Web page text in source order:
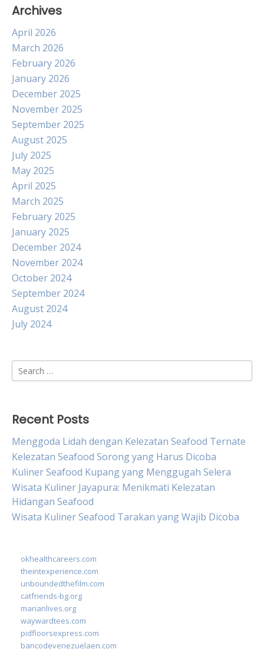
Archives
April 2026
March 2026
February 2026
January 2026
December 2025
November 2025
September 2025
August 2025
July 2025
May 2025
April 2025
March 2025
February 2025
January 2025
December 2024
November 2024
October 2024
September 2024
August 2024
July 2024
Search
for:
Recent Posts
Menggoda Lidah dengan Kelezatan Seafood Ternate
Kelezatan Seafood Sorong yang Harus Dicoba
Kuliner Seafood Kupang yang Menggugah Selera
Wisata Kuliner Jayapura: Menikmati Kelezatan
Hidangan Seafood
Wisata Kuliner Seafood Tarakan yang Wajib Dicoba
okhealthcareers.com
theintexperience.com
unboundedthefilm.com
catfriends-bg.org
marianlives.org
waywardtees.com
pidfloorsexpress.com
bancodevenezuelaen.com